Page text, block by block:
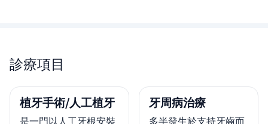
診療項目
植牙手術/人工植牙
是一門以人工牙根安裝
牙周病治療
多半發生於支持牙齒而